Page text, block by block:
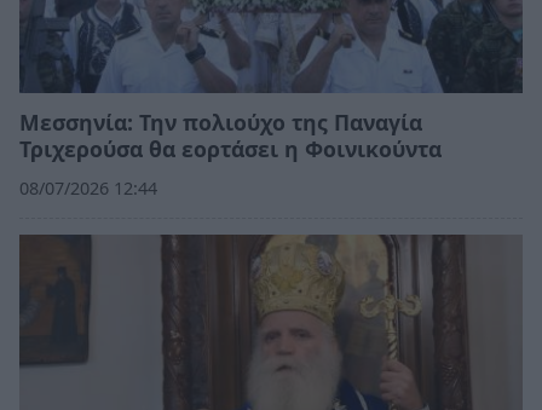
Μεσσηνία: Την πολιούχο της Παναγία
Τριχερούσα θα εορτάσει η Φοινικούντα
08/07/2026 12:44